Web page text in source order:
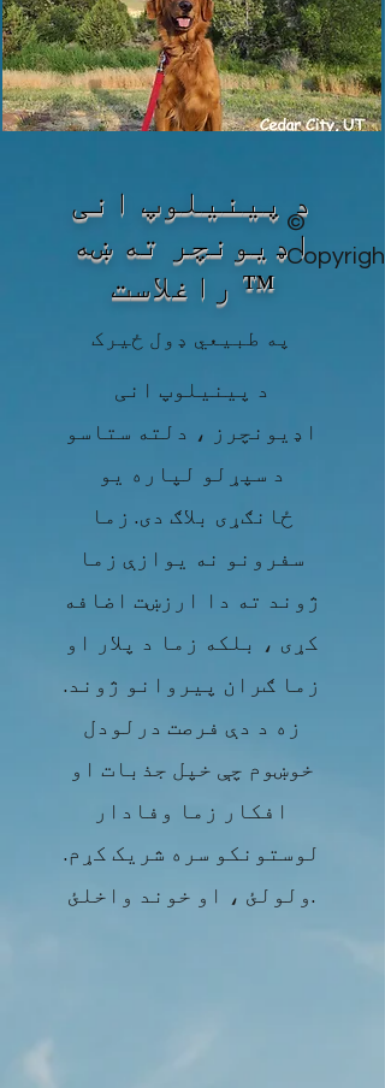
د پینیلوپ انی
اډیونچر ته ښه
راغلاست ™
©
Copyright
په طبیعي ډول ځیرک
د پینیلوپ انی
اډیونچرز ، دلته ستاسو
د سپړلو لپاره یو
ځانګړی بلاګ دی. زما
سفرونو نه یوازې زما
ژوند ته دا ارزښت اضافه
کړی ، بلکه زما د پلار او
زما ګران پیروانو ژوند.
زه د دې فرصت درلودل
خوښوم چې خپل جذبات او
افکار زما وفادار
لوستونکو سره شریک کړم.
ولولئ ، او خوند واخلئ.